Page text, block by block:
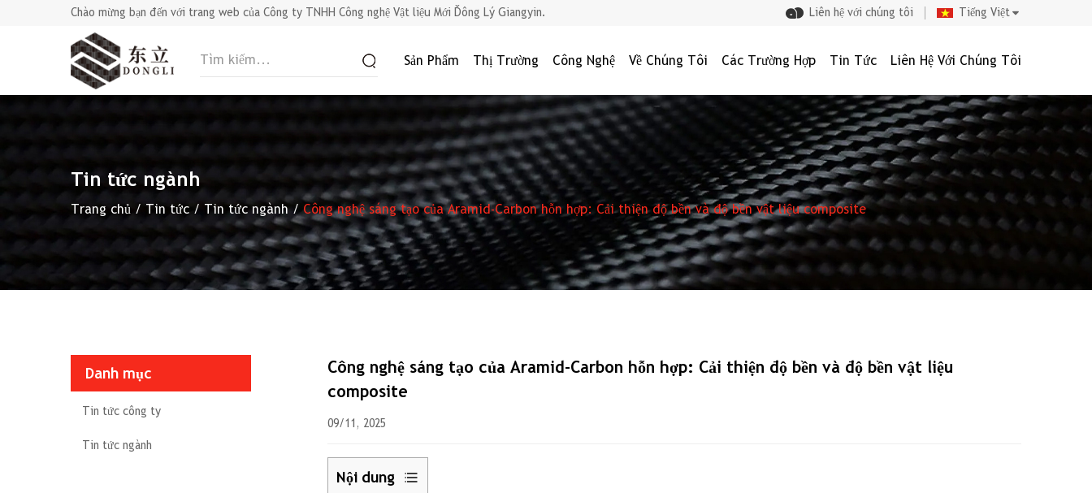
Chào mừng bạn đến với trang web của Công ty TNHH Công nghệ Vật liệu Mới Đông Lý Giangyin. Liên hệ với chúng tôi Tiếng Việt
Sản Phẩm Thị Trường Công Nghệ Về Chúng Tôi Các Trường Hợp Tin Tức Liên Hệ Với Chúng Tôi
Tin tức ngành
Trang chủ / Tin tức / Tin tức ngành/Công nghệ sáng tạo của Aramid-Carbon hỗn hợp: Cải thiện độ bền và độ bền vật liệu composite
Danh mục
Tin tức công ty
Tin tức ngành
Công nghệ sáng tạo của Aramid-Carbon hỗn hợp: Cải thiện độ bền và độ bền vật liệu
composite
09/11, 2025
Nội dung